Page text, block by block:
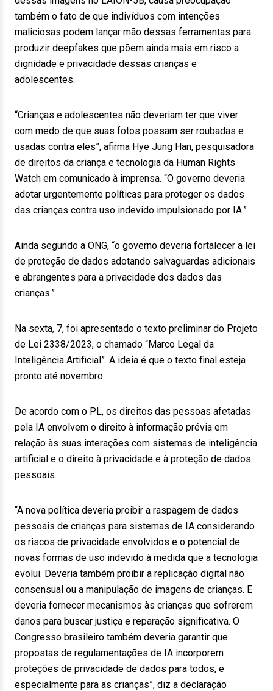
também o fato de que indivíduos com intenções
maliciosas podem lançar mão dessas ferramentas para
produzir deepfakes que põem ainda mais em risco a
dignidade e privacidade dessas crianças e
adolescentes.
“Crianças e adolescentes não deveriam ter que viver
com medo de que suas fotos possam ser roubadas e
usadas contra eles”, afirma Hye Jung Han, pesquisadora
de direitos da criança e tecnologia da Human Rights
Watch em comunicado à imprensa. “O governo deveria
adotar urgentemente políticas para proteger os dados
das crianças contra uso indevido impulsionado por IA.”
Ainda segundo a ONG, “o governo deveria fortalecer a lei
de proteção de dados adotando salvaguardas adicionais
e abrangentes para a privacidade dos dados das
crianças.”
Na sexta, 7, foi apresentado o texto preliminar do Projeto
de Lei 2338/2023, o chamado “Marco Legal da
Inteligência Artificial”. A ideia é que o texto final esteja
pronto até novembro.
De acordo com o PL, os direitos das pessoas afetadas
pela IA envolvem o direito à informação prévia em
relação às suas interações com sistemas de inteligência
artificial e o direito à privacidade e à proteção de dados
pessoais.
“A nova política deveria proibir a raspagem de dados
pessoais de crianças para sistemas de IA considerando
os riscos de privacidade envolvidos e o potencial de
novas formas de uso indevido à medida que a tecnologia
evolui. Deveria também proibir a replicação digital não
consensual ou a manipulação de imagens de crianças. E
deveria fornecer mecanismos às crianças que sofrerem
danos para buscar justiça e reparação significativa. O
Congresso brasileiro também deveria garantir que
propostas de regulamentações de IA incorporem
proteções de privacidade de dados para todos, e
especialmente para as crianças”, diz a declaração